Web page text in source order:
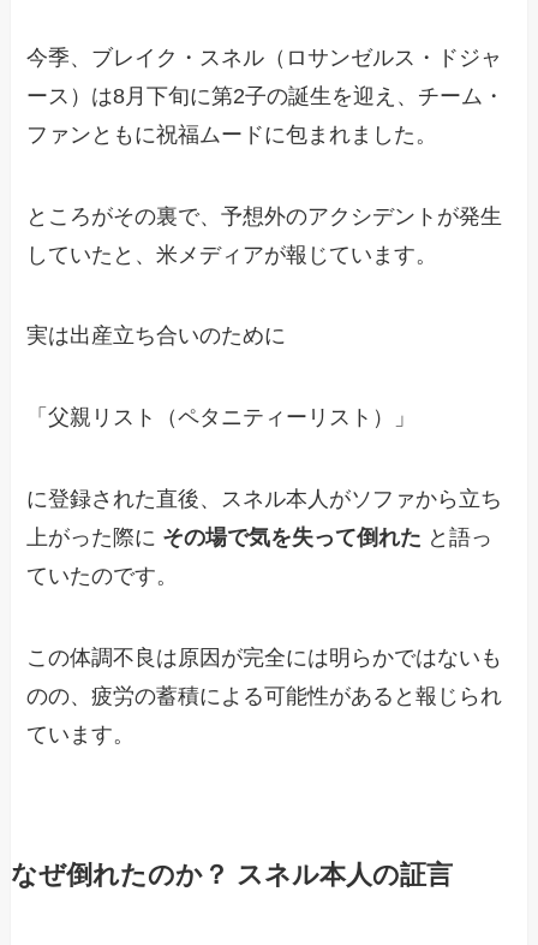
今季、ブレイク・スネル（ロサンゼルス・ドジャ
ース）は8月下旬に第2子の誕生を迎え、チーム・
ファンともに祝福ムードに包まれました。
ところがその裏で、予想外のアクシデントが発生
していたと、米メディアが報じています。
実は出産立ち合いのために
「父親リスト（ペタニティーリスト）」
に登録された直後、スネル本人がソファから立ち
上がった際に その場で気を失って倒れた と語っ
ていたのです。
この体調不良は原因が完全には明らかではないも
のの、疲労の蓄積による可能性があると報じられ
ています。
なぜ倒れたのか？ スネル本人の証言